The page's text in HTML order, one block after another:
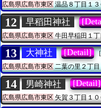
広島県広島市東区温品８丁目１
12 早稻田神社
広島県広島市東区 牛田早稲田１
13 大神社 [Detail]
広島県広島市東区二葉の里２丁
14 男崎神社 [Detail]
広島県広島市東区矢賀３丁目１